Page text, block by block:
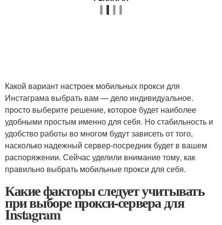
Какой вариант настроек мобильных прокси для
Инстаграма выбрать вам — дело индивидуальное.
просто выберите решение, которое будет наиболее
удобными простым именно для себя. Но стабильность и
удобство работы во многом будут зависеть от того,
насколько надежный сервер-посредник будет в вашем
распоряжении. Сейчас уделили внимание тому, как
правильно выбрать мобильные прокси для себя.
Какие факторы следует учитывать
при выборе прокси-сервера для
Instagram